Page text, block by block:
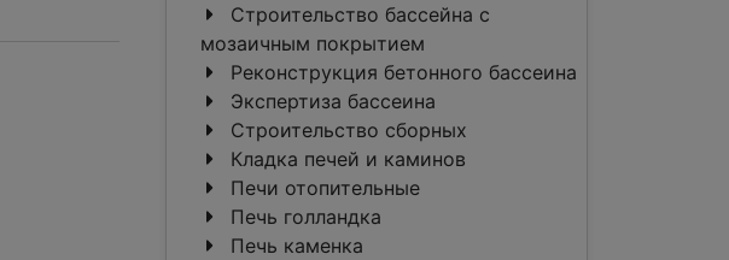
Строительство бассейна с
мозаичным покрытием
Реконструкция бетонного бассеина
Экспертиза бассеина
Строительство сборных
Кладка печей и каминов
Печи отопительные
Печь голландка
Печь каменка